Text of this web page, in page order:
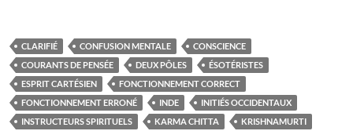
CLARIFIÉ CONFUSION MENTALE
CONSCIENCE
COURANTS DE PENSÉE
DEUX PÔLES
ÉSOTÉRISTES
ESPRIT CARTÉSIEN
FONCTIONNEMENT CORRECT
FONCTIONNEMENT ERRONÉ
INDE
INITIÉS OCCIDENTAUX
INSTRUCTEURS SPIRITUELS
KARMA CHITTA
KRISHNAMURTI